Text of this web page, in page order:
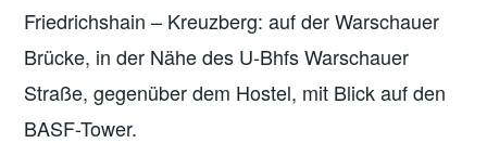
Friedrichshain – Kreuzberg: auf der Warschauer
Brücke, in der Nähe des U-Bhfs Warschauer
Straße, gegenüber dem Hostel, mit Blick auf den
BASF-Tower.